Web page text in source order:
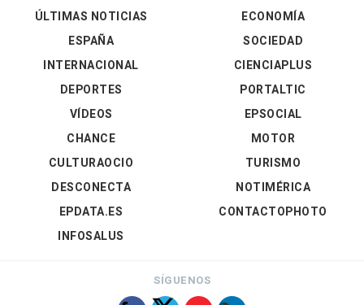
ÚLTIMAS NOTICIAS
ESPAÑA
INTERNACIONAL
DEPORTES
VÍDEOS
ECONOMÍA
SOCIEDAD
CIENCIAPLUS
PORTALTIC
EPSOCIAL
CHANCE
CULTURAOCIO
DESCONECTA
EPDATA.ES
INFOSALUS
MOTOR
TURISMO
NOTIMÉRICA
CONTACTOPHOTO
SÍGUENOS